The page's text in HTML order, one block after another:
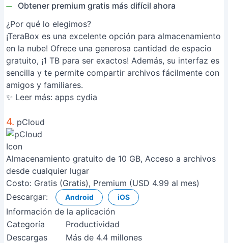
Obtener premium gratis más difícil ahora
¿Por qué lo elegimos?
¡TeraBox es una excelente opción para almacenamiento
en la nube! Ofrece una generosa cantidad de espacio
gratuito, ¡1 TB para ser exactos! Además, su interfaz es
sencilla y te permite compartir archivos fácilmente con
amigos y familiares.
✨ Leer más: apps cydia
4. pCloud
Almacenamiento gratuito de 10 GB, Acceso a archivos
desde cualquier lugar
Costo: Gratis (Gratis), Premium (USD 4.99 al mes)
Descargar:
Android iOS
Información de la aplicación
Categoría
Productividad
Descargas
Más de 4.4 millones